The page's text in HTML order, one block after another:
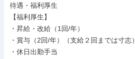
待遇・福利厚生
【福利厚生】
・昇給・改給（1回/年）
・賞与（2回/年）（支給２回までは寸志）
・休日出勤手当